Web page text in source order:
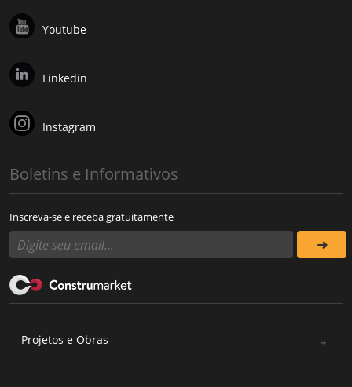
Youtube
Linkedin
Instagram
Boletins e Informativos
Inscreva-se e receba gratuitamente
Projetos e Obras